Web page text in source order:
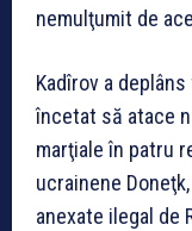
nemulţumit de
Kadîrov a
încetat să atace
marţiale în patru
ucrainene
anexate ilegal de